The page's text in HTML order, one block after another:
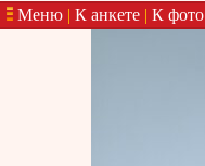
Меню | К анкете | К фото